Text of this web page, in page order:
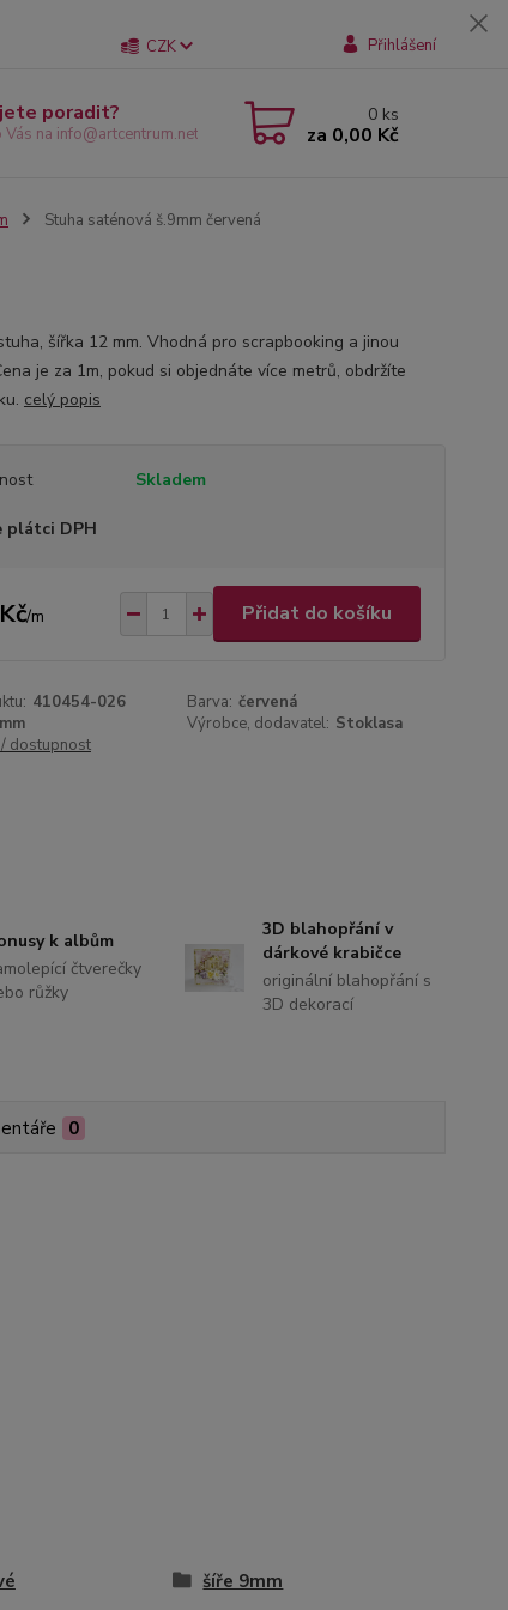
CZK Přihlášení
poradit?
Vás na info@artcentrum.net
0 ks
za 0,00 Kč
Stuha saténová š.9mm červená
šířka 12 mm. Vhodná pro scrapbooking a jinou
je za 1m, pokud si objednáte více metrů, obdržíte
celý popis
Skladem
plátci DPH
/m Přidat do košíku
410454-026 Barva: červená
Výrobce, dodavatel: Stoklasa
dostupnost
k albům
čtverečky
růžky
3D blahopřání v
dárkové krabičce
originální blahopřání s
3D dekorací
0
šíře 9mm